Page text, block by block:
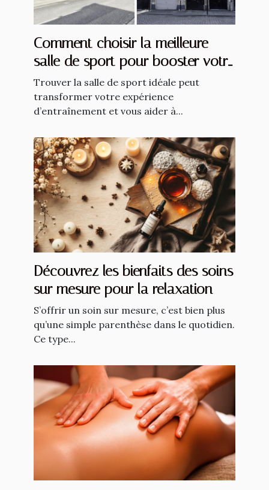
Comment choisir la meilleure
salle de sport pour booster votre
entraînement ?
Trouver la salle de sport idéale peut
transformer votre expérience
d’entraînement et vous aider à...
Découvrez les bienfaits des soins
sur mesure pour la relaxation
S’offrir un soin sur mesure, c’est bien plus
qu’une simple parenthèse dans le quotidien.
Ce type...